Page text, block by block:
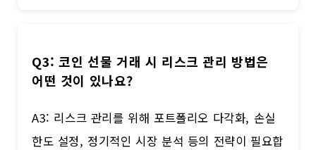
Q3: 코인 선물 거래 시 리스크 관리 방법은
어떤 것이 있나요?
A3: 리스크 관리를 위해 포트폴리오 다각화, 손실
한도 설정, 정기적인 시장 분석 등의 전략이 필요합